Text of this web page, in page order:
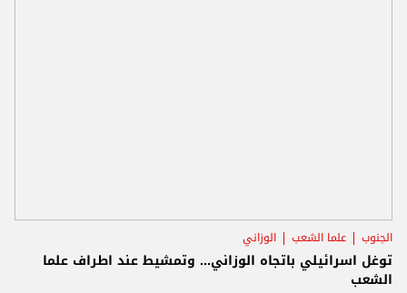
الجنوب علما الشعب الوزاني
توغل اسرائيلي باتجاه الوزاني... وتمشيط عند اطراف علما
الشعب